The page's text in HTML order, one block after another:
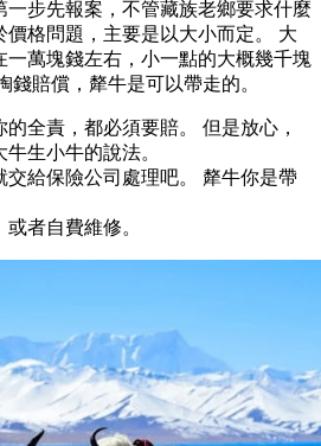
步先報案，不管藏族老鄉要求什麼
格問題，主要是以大小而定。 大
萬塊錢左右，小一點的大概幾千塊
錢賠償，犛牛是可以帶走的。
全責，都必須要賠。 但是放心，
生小牛的說法。
交給保險公司處理吧。 犛牛你是帶
者自費維修。